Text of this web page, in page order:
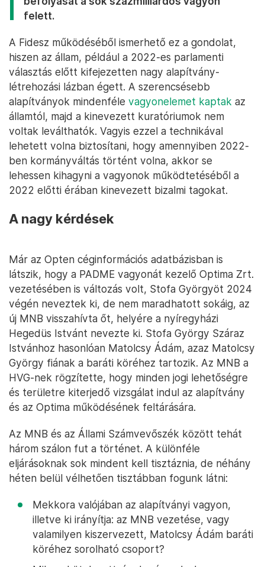
felett.
A Fidesz működéséből ismerhető ez a gondolat,
hiszen az állam, például a 2022-es parlamenti
választás előtt kifejezetten nagy alapítvány-
létrehozási lázban égett. A szerencsésebb
alapítványok mindenféle vagyonelemet kaptak az
államtól, majd a kinevezett kuratóriumok nem
voltak leválthatók. Vagyis ezzel a technikával
lehetett volna biztosítani, hogy amennyiben 2022-
ben kormányváltás történt volna, akkor se
lehessen kihagyni a vagyonok működtetéséből a
2022 előtti érában kinevezett bizalmi tagokat.
A nagy kérdések
Már az Opten céginformációs adatbázisban is
látszik, hogy a PADME vagyonát kezelő Optima Zrt.
vezetésében is változás volt, Stofa Györgyöt 2024
végén neveztek ki, de nem maradhatott sokáig, az
új MNB visszahívta őt, helyére a nyíregyházi
Hegedüs Istvánt nevezte ki. Stofa György Száraz
Istvánhoz hasonlóan Matolcsy Ádám, azaz Matolcsy
György fiának a baráti köréhez tartozik. Az MNB a
HVG-nek rögzítette, hogy minden jogi lehetőségre
és területre kiterjedő vizsgálat indul az alapítvány
és az Optima működésének feltárására.
Az MNB és az Állami Számvevőszék között tehát
három szálon fut a történet. A különféle
eljárásoknak sok mindent kell tisztáznia, de néhány
héten belül vélhetően tisztábban fogunk látni:
Mekkora valójában az alapítványi vagyon,
illetve ki irányítja: az MNB vezetése, vagy
valamilyen kiszervezett, Matolcsy Ádám baráti
köréhez sorolható csoport?